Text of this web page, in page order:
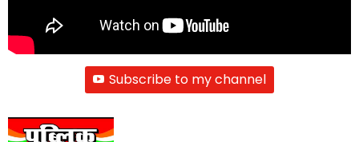
Subscribe to my channel